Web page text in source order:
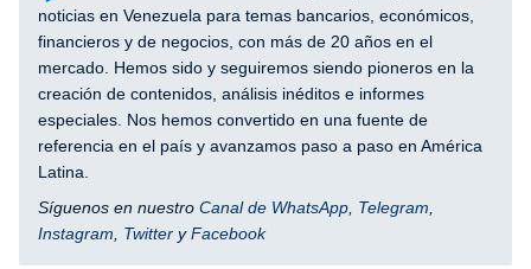
noticias en Venezuela para temas bancarios, económicos,
financieros y de negocios, con más de 20 años en el
mercado. Hemos sido y seguiremos siendo pioneros en la
creación de contenidos, análisis inéditos e informes
especiales. Nos hemos convertido en una fuente de
referencia en el país y avanzamos paso a paso en América
Latina.
Síguenos en nuestro Canal de WhatsApp Telegram
Instagram
Twitter yFacebook